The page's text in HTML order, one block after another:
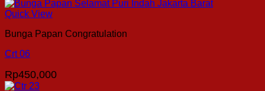
Quick View
Bunga Papan Congratulation
Crt 06
Rp450,000